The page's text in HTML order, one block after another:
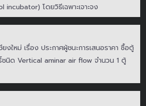
โดยวิธีเฉพาะเจาะจง
งใหม่ เรื่อง ประกาศผู้ชนะการเสนอราคา ซื้อตู้
ชนิด Vertical aminar air flow จำนวน 1 ตู้